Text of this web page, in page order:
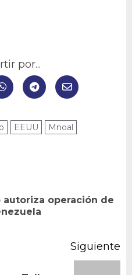
por...
EEUU
Mnoal
autoriza operación de
Siguiente